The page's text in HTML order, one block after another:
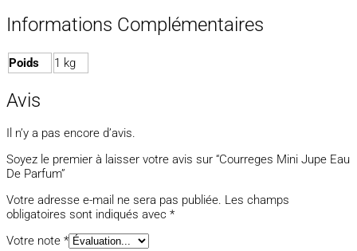
Informations Complémentaires
Poids 1 kg
Avis
Il n’y a pas encore d’avis.
Soyez le premier à laisser votre avis sur “Courreges Mini Jupe Eau
De Parfum”
Votre adresse e-mail ne sera pas publiée. Les champs
obligatoires sont indiqués avec *
Votre note *